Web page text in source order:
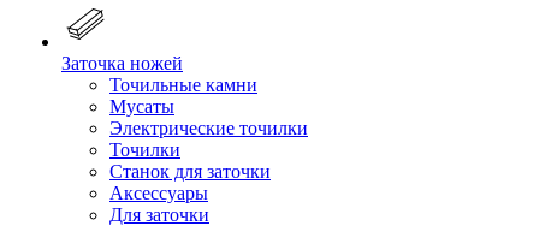
Заточка ножей
Точильные камни
Мусаты
Электрические точилки
Точилки
Станок для заточки
Аксессуары
Для заточки